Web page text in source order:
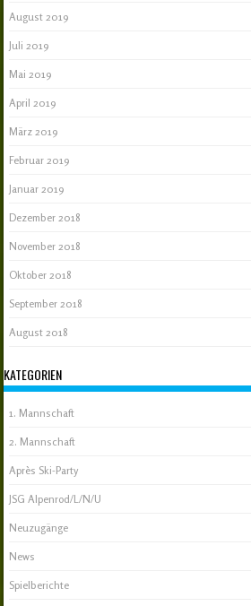
August 2019
Juli 2019
Mai 2019
April 2019
März 2019
Februar 2019
Januar 2019
Dezember 2018
November 2018
Oktober 2018
September 2018
August 2018
KATEGORIEN
1. Mannschaft
2. Mannschaft
Après Ski-Party
JSG Alpenrod/L/N/U
Neuzugänge
News
Spielberichte